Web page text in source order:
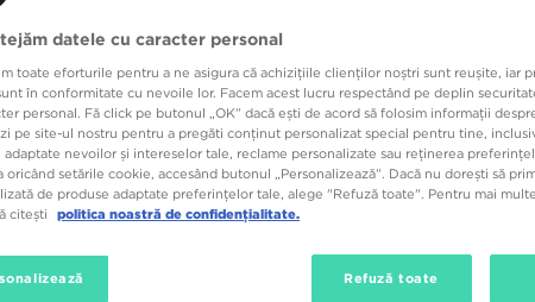
datele cu caracter personal
toate eforturile pentru a ne asigura că achizițiile clienților noștri sunt reușite, iar
în conformitate cu nevoile lor. Facem acest lucru respectând pe deplin
personal. Fă click pe butonul „OK” dacă ești de acord să folosim informații
pe site-ul nostru pentru a pregăti conținut personalizat special pentru tine,
adaptate nevoilor și intereselor tale, reclame personalizate sau reținerea
oricând setările cookie, accesând butonul „Personalizează”. Dacă nu dorești să
de produse adaptate preferințelor tale, alege "Refuză toate". Pentru mai
citești
politica noastră de confidențialitate.
Refuză toate